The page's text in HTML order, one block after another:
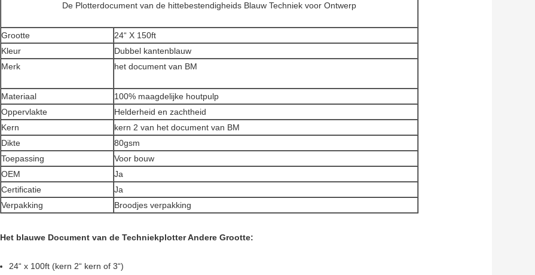
De Plotterdocument van de hittebestendigheids Blauw Techniek voor Ontwerp
Grootte
24“ X 150ft
Kleur
Dubbel kantenblauw
Merk
het document van BM
Materiaal
100% maagdelijke houtpulp
Oppervlakte
Helderheid en zachtheid
Kern
kern 2 van het document van BM
Dikte
80gsm
Toepassing
Voor bouw
OEM
Ja
Certificatie
Ja
Verpakking
Broodjes verpakking
Het blauwe Document van de Techniekplotter Andere Grootte:
24“ x 100ft (kern 2“ kern of 3“)